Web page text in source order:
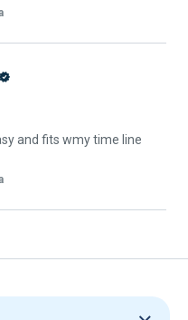
Alisonand fits wmy time line